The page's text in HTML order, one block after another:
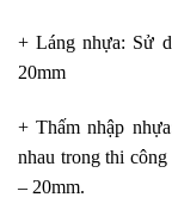
+ Láng nhựa: Sử
20mm
+ Thấm nhập
nhau trong thi
– 20mm.